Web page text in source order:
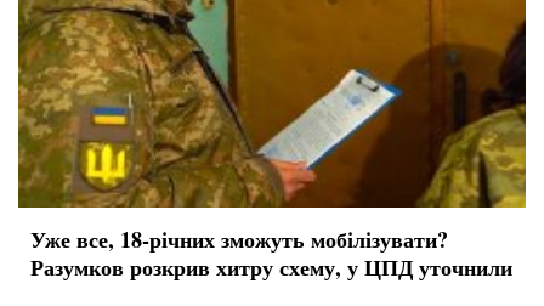
Уже все, 18-річних зможуть мобілізувати?
Разумков розкрив хитру схему, у ЦПД уточнили